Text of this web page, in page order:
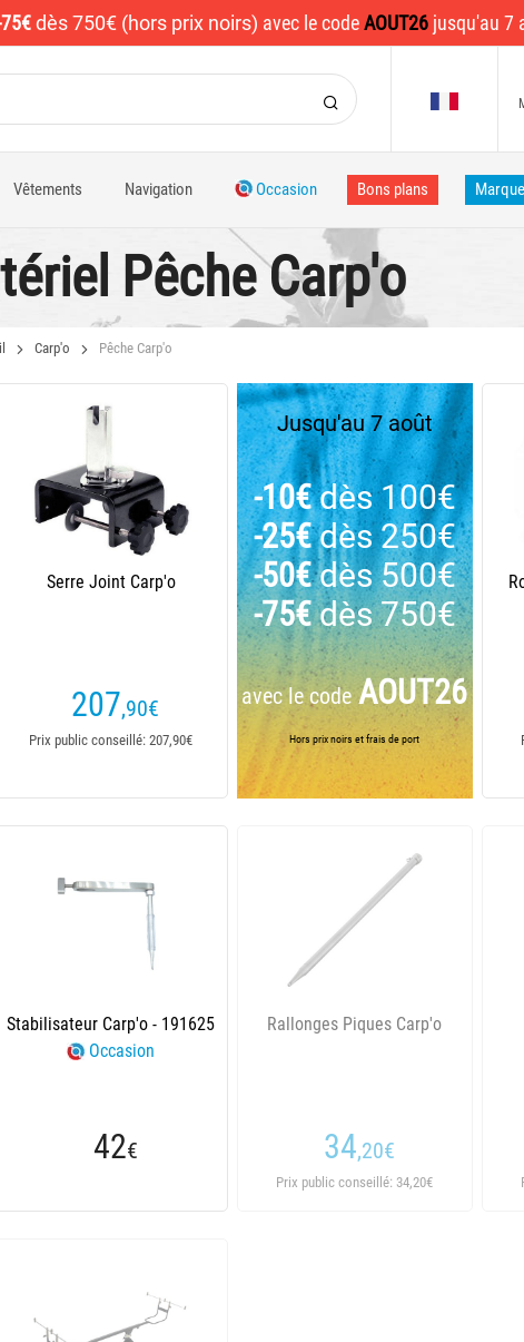
dès 750€ (hors prix noirs) avec le codeAOUT26 jusqu'au 7
Vêtements Navigation Occasion Bons plans
Pêche Carp'o
Carp'o Pêche Carp'o
Serre Joint Carp'o
207,90€
Prix public conseillé: 207,90€
Jusqu'au 7 août
-10€ dès 100€
-25€ dès 250€
-50€ dès 500€
-75€ dès 750€
avec le code AOUT26
Hors prix noirs et frais de port
Stabilisateur Carp'o - 191625
Occasion
42€
Rallonges Piques Carp'o
34,20€
Prix public conseillé: 34,20€